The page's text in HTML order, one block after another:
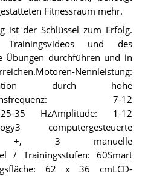
Fitnessraum mehr.
ist der Schlüssel zum Erfolg.
und des
Übungen durchführen und in
Nennleistung:
durch hohe
7-12
25-35 HzAmplitude: 1-12
computergesteuerte
+, 3 manuelle
/ Trainingsstufen: 60Smart
62 x 36 cmLCD-